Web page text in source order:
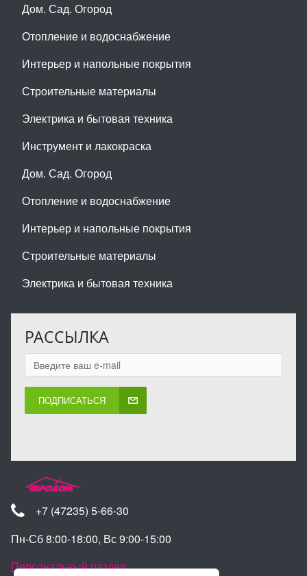
Дом. Сад. Огород
Отопление и водоснабжение
Интерьер и напольные покрытия
Строительные материалы
Электрика и бытовая техника
Инструмент и лакокраска
Дом. Сад. Огород
Отопление и водоснабжение
Интерьер и напольные покрытия
Строительные материалы
Электрика и бытовая техника
РАССЫЛКА
ПОДПИСАТЬСЯ
+7 (47235) 5-66-30
Пн-Сб 8:00-18:00, Вс 9:00-15:00
Персональный раздел